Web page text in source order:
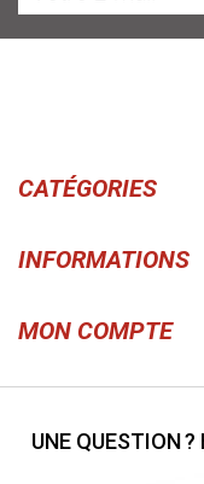
CATÉGORIES
INFORMATIONS
MON COMPTE
UNE QUESTION